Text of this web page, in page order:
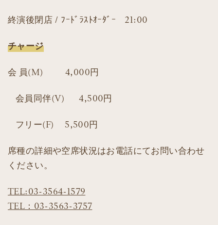
終演後閉店 / ﾌｰﾄﾞﾗｽﾄｵｰﾀﾞｰ 21:00
チャージ
会 員(M) 4,000円
会員同伴(V) 4,500円
フリー(F) 5,500円
席種の詳細や空席状況はお電話にてお問い合わせ
ください。
TEL:03-3564-1579
TEL：03-3563-3757